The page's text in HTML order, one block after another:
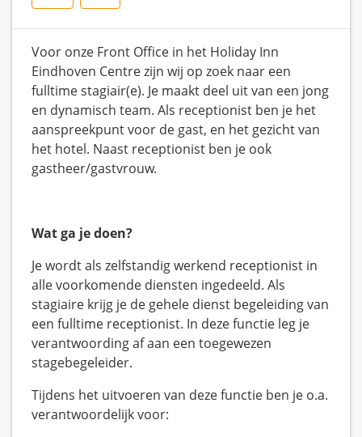
Voor onze Front Office in het Holiday Inn
Eindhoven Centre zijn wij op zoek naar een
fulltime stagiair(e). Je maakt deel uit van een jong
en dynamisch team. Als receptionist ben je het
aanspreekpunt voor de gast, en het gezicht van
het hotel. Naast receptionist ben je ook
gastheer/gastvrouw.
Wat ga je doen?
Je wordt als zelfstandig werkend receptionist in
alle voorkomende diensten ingedeeld. Als
stagiaire krijg je de gehele dienst begeleiding van
een fulltime receptionist. In deze functie leg je
verantwoording af aan een toegewezen
stagebegeleider.
Tijdens het uitvoeren van deze functie ben je o.a.
verantwoordelijk voor: